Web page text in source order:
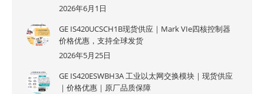
2026年6月1日
GE IS420UCSCH1B现货供应｜Mark VIe四核控制器
价格优惠，支持全球发货
2026年5月25日
GE IS420ESWBH3A 工业以太网交换模块｜现货供应
｜价格优惠｜原厂品质保障